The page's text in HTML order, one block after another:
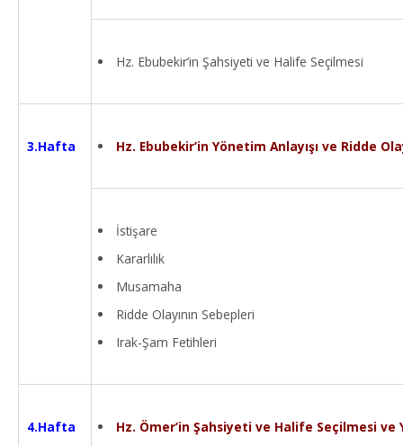
Hz. Ebubekir’in Şahsiyeti ve Halife Seçilmesi
3.Hafta Hz. Ebubekir’in Yönetim Anlayışı ve Ridde
İstişare
Kararlılık
Musamaha
Ridde Olayının Sebepleri
Irak-Şam Fetihleri
4.Hafta Hz. Ömer’in Şahsiyeti ve Halife Seçilmesi ve